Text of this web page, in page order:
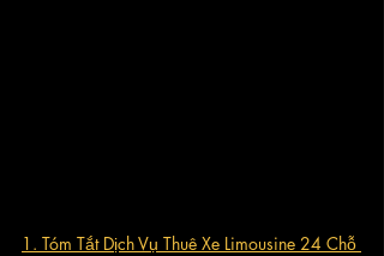
1. Tóm Tắt Dịch Vụ Thuê Xe Limousine 24 Chỗ